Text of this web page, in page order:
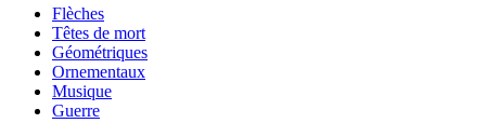
Flèches
Têtes de mort
Géométriques
Ornementaux
Musique
Guerre